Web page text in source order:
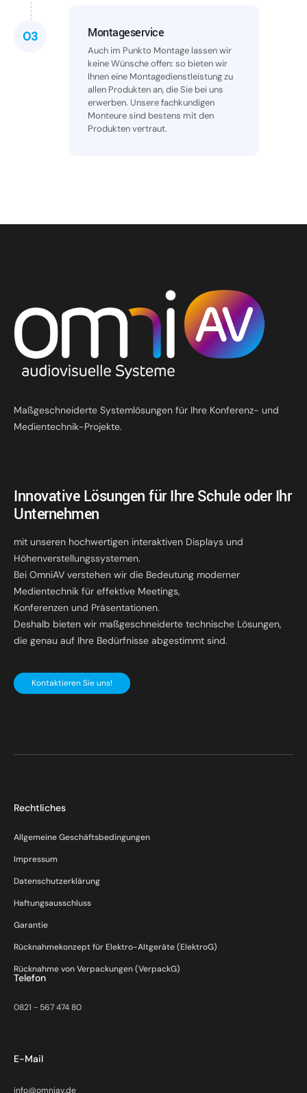
03 Montageservice
Auch im Punkto Montage lassen wir
keine Wünsche offen: so bieten wir
Ihnen eine Montagedienstleistung zu
allen Produkten an, die Sie bei uns
erwerben. Unsere fachkundigen
Monteure sind bestens mit den
Produkten vertraut.
Maßgeschneiderte Systemlösungen für Ihre Konferenz- und
Medientechnik-Projekte.
Innovative Lösungen für Ihre Schule oder Ihr
Unternehmen
mit unseren hochwertigen interaktiven Displays und
Höhenverstellungssystemen.
Bei OmniAV verstehen wir die Bedeutung moderner
Medientechnik für effektive Meetings,
Konferenzen und Präsentationen.
Deshalb bieten wir maßgeschneiderte technische Lösungen,
die genau auf Ihre Bedürfnisse abgestimmt sind.
Kontaktieren Sie uns!
Rechtliches
Allgemeine Geschäftsbedingungen
Impressum
Datenschutzerklärung
Haftungsausschluss
Garantie
Rücknahmekonzept für Elektro-Altgeräte (ElektroG)
Rücknahme von Verpackungen (VerpackG)
Telefon
0821 - 567 474 80
E-Mail
info@omniav.de